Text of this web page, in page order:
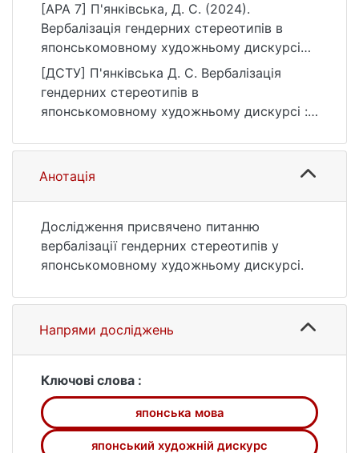
[APA 7] П'янківська, Д. С. (2024).
Вербалізація гендерних стереотипів в
японськомовному художньому дискурсі
[Бакалаврська робота, Київський
національний університет імені Тараса
Шевченка]. eKNUTSHIR.
https://ir.library.knu.ua/handle/15071834/3916
[ДСТУ] П'янківська Д. С. Вербалізація
гендерних стереотипів в
японськомовному художньому дискурсі :
Філологія / наук. кер. Ю. С. Кузьменко.
Київ, 2024. 71 с. URL:
https://ir.library.knu.ua/handle/15071834/3916
Анотація
Дослідження присвячено питанню
вербалізації гендерних стереотипів у
японськомовному художньому дискурсі.
Напрями досліджень
Ключові слова :
японська мова
японський художній дискурс